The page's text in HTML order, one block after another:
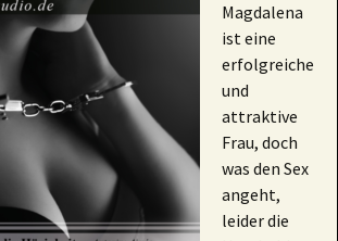
Magdalena
ist eine
erfolgreiche
und
attraktive
Frau, doch
was den Sex
angeht,
leider die